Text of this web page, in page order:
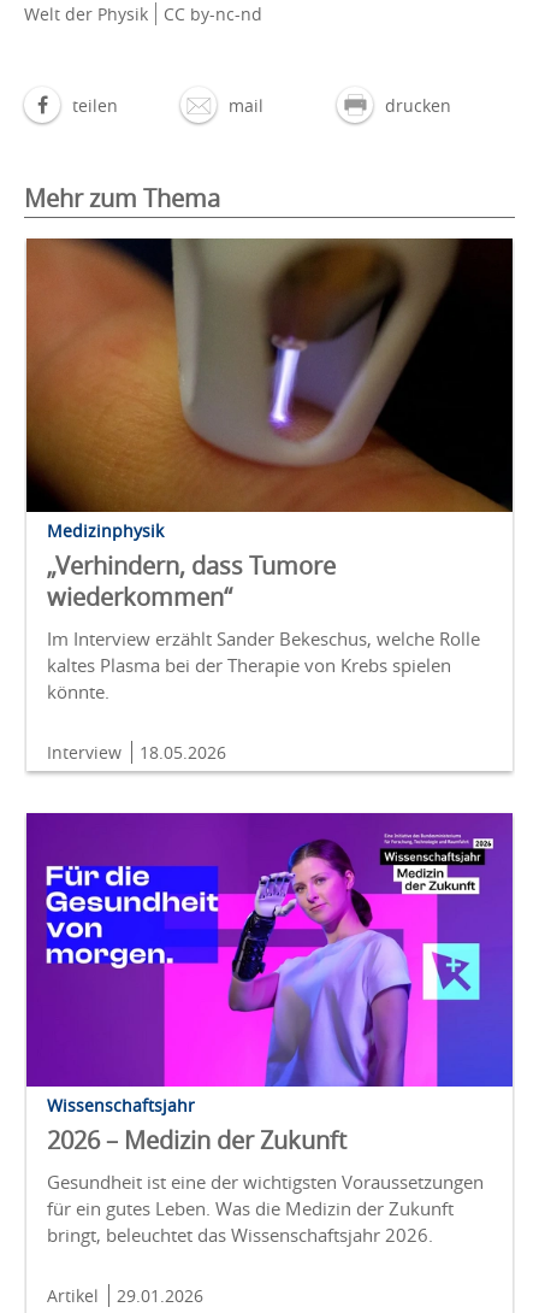
Welt der Physik CC by-nc-nd
teilen mail drucken
Mehr zum Thema
Medizinphysik
„Verhindern, dass Tumore
wiederkommen“
Im Interview erzählt Sander Bekeschus, welche Rolle
kaltes Plasma bei der Therapie von Krebs spielen
könnte.
Interview 18.05.2026
Wissenschaftsjahr
2026 – Medizin der Zukunft
Gesundheit ist eine der wichtigsten Voraussetzungen
für ein gutes Leben. Was die Medizin der Zukunft
bringt, beleuchtet das Wissenschaftsjahr 2026.
Artikel 29.01.2026